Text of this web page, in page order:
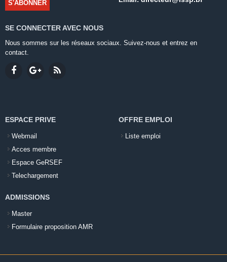
SE CONNECTER AVEC NOUS
Nous sommes sur les réseaux sociaux. Suivez-nous et entrez en
contact.
ESPACE PRIVE
Webmail
Acces membre
Espace GeRSEF
Telechargement
OFFRE EMPLOI
Liste emploi
ADMISSIONS
Master
Formulaire proposition AMR